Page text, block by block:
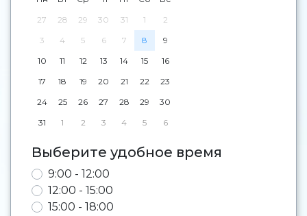
27
28 29 30 31 1
2
3
4 5 6 7 8
9
10
11 12 13 14 15
16
17
18 19 20 21 22
23
24
25 26 27 28 29
30
31
1 2 3 4 5 6
Выберите удобное время
9:00 - 12:00
12:00 - 15:00
15:00 - 18:00